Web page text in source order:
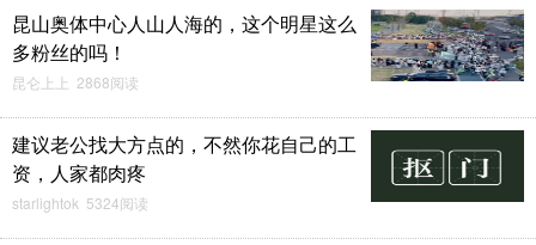
昆山奥体中心人山人海的，这个明星这么
多粉丝的吗！
昆仑上上 2868阅读
建议老公找大方点的，不然你花自己的工
资，人家都肉疼
starlightok 5324阅读